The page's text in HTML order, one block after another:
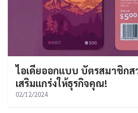
ไอเดียออกแบบ บัตรสมาชิกส
เสริมแกร่งให้ธุรกิจคุณ!
02/12/2024